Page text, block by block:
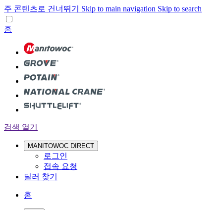
주 콘텐츠로 건너뛰기 Skip to main navigation Skip to search
홈
검색 열기
MANITOWOC DIRECT
로그인
접속 요청
딜러 찾기
홈